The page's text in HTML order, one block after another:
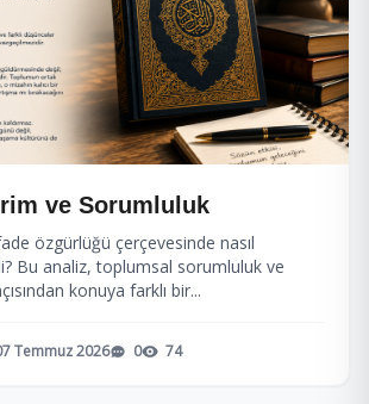
ve Sorumluluk
özgürlüğü çerçevesinde nasıl
Bu analiz, toplumsal sorumluluk ve
konuya farklı bir...
Temmuz 2026 0 74